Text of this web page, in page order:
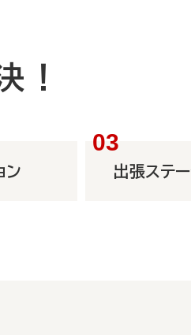
！
ン 出張ステ